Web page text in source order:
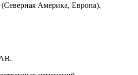
Америка, Европа).